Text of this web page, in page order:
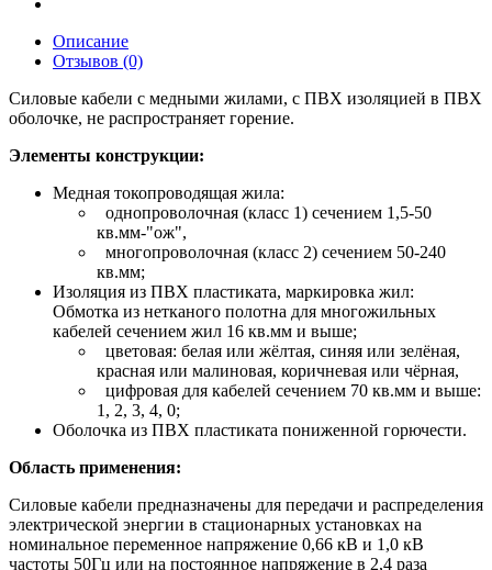
Описание
Отзывов (0)
Силовые кабели с медными жилами, с ПВХ изоляцией в ПВХ
оболочке, не распространяет горение.
Элементы конструкции:
Медная токопроводящая жила:
однопроволочная (класс 1) сечением 1,5-50
кв.мм-"ож",
многопроволочная (класс 2) сечением 50-240
кв.мм;
Изоляция из ПВХ пластиката, маркировка жил:
Обмотка из нетканого полотна для многожильных
кабелей сечением жил 16 кв.мм и выше;
цветовая: белая или жёлтая, синяя или зелёная,
красная или малиновая, коричневая или чёрная,
цифровая для кабелей сечением 70 кв.мм и выше:
1, 2, 3, 4, 0;
Оболочка из ПВХ пластиката пониженной горючести.
Область применения:
Силовые кабели предназначены для передачи и распределения
электрической энергии в стационарных установках на
номинальное переменное напряжение 0,66 кВ и 1,0 кВ
частоты 50Гц или на постоянное напряжение в 2,4 раза